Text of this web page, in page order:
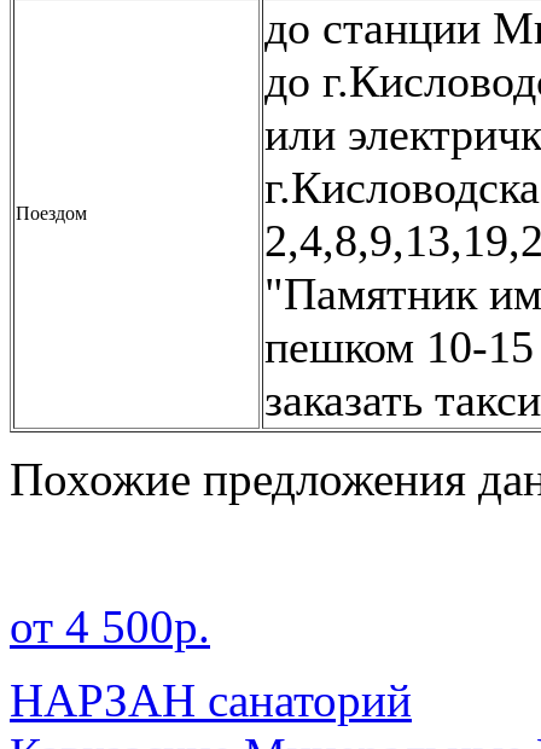
Поездом
до станции
до
или
"Памятник
пешком 10-
заказать
Похожие предложения
от 4 500р.
НАРЗАН санаторий